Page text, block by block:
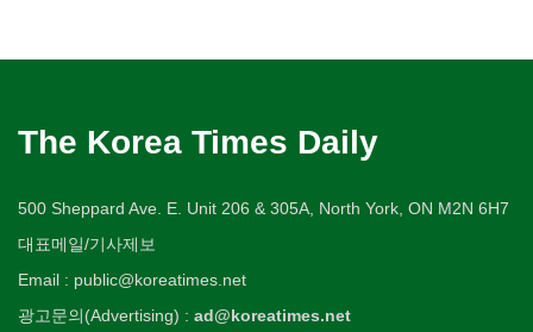
The Korea Times Daily
500 Sheppard Ave. E. Unit 206 & 305A, North York, ON M2N 6H7
대표메일/기사제보
Email : public@koreatimes.net
광고문의(Advertising) : ad@koreatimes.net